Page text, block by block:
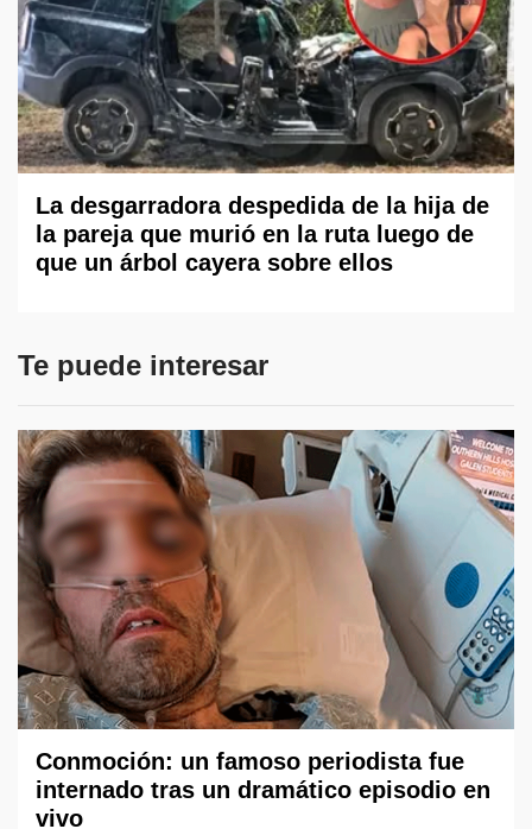
La desgarradora despedida de la hija de
la pareja que murió en la ruta luego de
que un árbol cayera sobre ellos
Te puede interesar
Conmoción: un famoso periodista fue
internado tras un dramático episodio en
vivo